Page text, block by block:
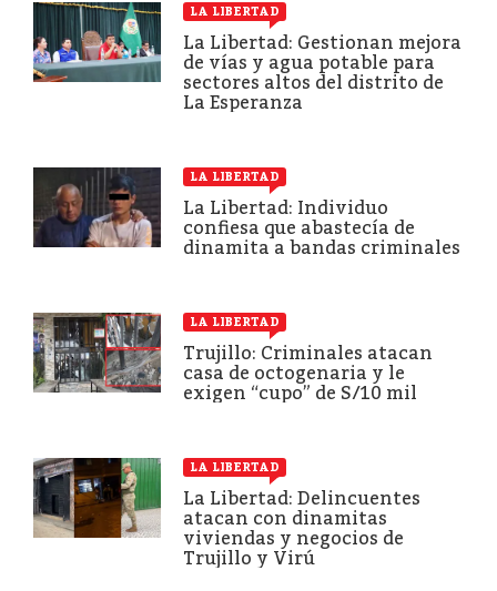
LA LIBERTAD
La Libertad: Gestionan mejora
de vías y agua potable para
sectores altos del distrito de
La Esperanza
LA LIBERTAD
La Libertad: Individuo
confiesa que abastecía de
dinamita a bandas criminales
LA LIBERTAD
Trujillo: Criminales atacan
casa de octogenaria y le
exigen “cupo” de S/10 mil
LA LIBERTAD
La Libertad: Delincuentes
atacan con dinamitas
viviendas y negocios de
Trujillo y Virú